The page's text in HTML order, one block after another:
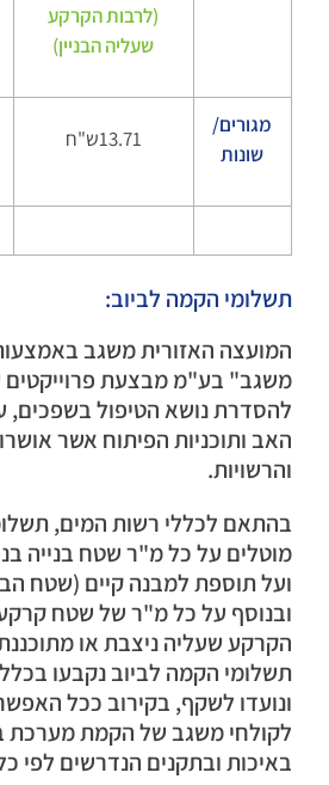
(לרבות הקרקע
שעליה הבניין)
מגורים/
שונות
13.71ש"ח
תשלומי הקמה לביוב:
המועצה האזורית משגב
משגב" בע"מ מבצעת פרוייקטים
להסדרת נושא הטיפול בשפכים,
האב ותוכניות הפיתוח אשר
והרשויות.
בהתאם לכללי רשות המים,
מוטלים על כל מ"ר שטח בנייה
ועל תוספת למבנה קיים (שטח
ובנוסף על כל מ"ר של שטח
הקרקע שעליה ניצבת או
תשלומי הקמה לביוב נקבעו
ונועדו לשקף, בקירוב ככל
לקולחי משגב של הקמת מערכת
באיכות ובתקנים הנדרשים לפי